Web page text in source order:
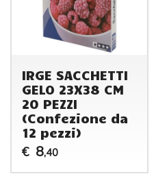
IRGE SACCHETTI
GELO 23X38 CM
20 PEZZI
(Confezione da
12 pezzi)
€ 8,40